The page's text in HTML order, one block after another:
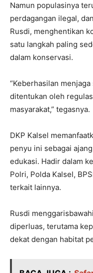
Namun populasinya
perdagangan ilegal,
Rusdi, menghentikan
satu langkah paling
dalam konservasi.
“Keberhasilan
ditentukan oleh
masyarakat,” tegasnya.
DKP Kalsel
penyu ini sebagai
edukasi. Hadir dalam
Polri, Polda Kalsel,
terkait lainnya.
Rusdi
diperluas, terutama
dekat dengan habitat